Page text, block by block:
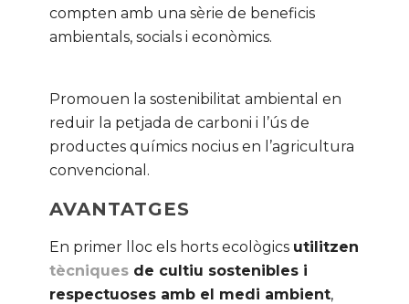
compten amb una sèrie de beneficis
ambientals, socials i econòmics.
Promouen la sostenibilitat ambiental en
reduir la petjada de carboni i l’ús de
productes químics nocius en l’agricultura
convencional.
AVANTATGES
En primer lloc els horts ecològics utilitzen
tècniques de cultiu sostenibles i
respectuoses amb el medi ambient,